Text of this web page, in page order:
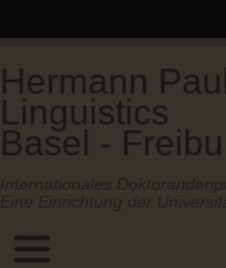
Hermann
Linguistics
Basel -